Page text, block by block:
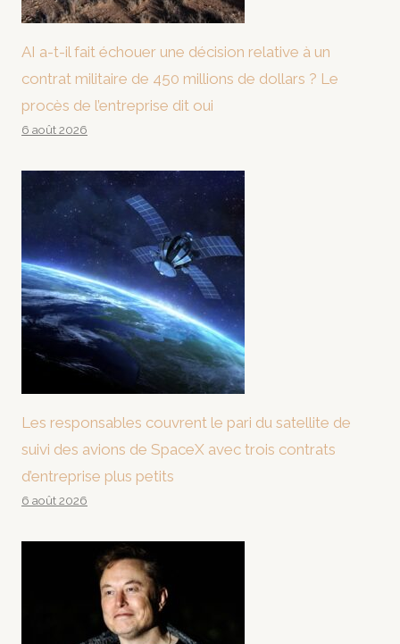
AI a-t-il fait échouer une décision relative à un
contrat militaire de 450 millions de dollars ? Le
procès de l’entreprise dit oui
6 août 2026
Les responsables couvrent le pari du satellite de
suivi des avions de SpaceX avec trois contrats
d’entreprise plus petits
6 août 2026